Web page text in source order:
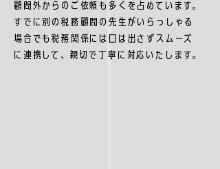
顧問外からのご依頼も多くを占めています。
すでに別の税務顧問の先生がいらっしゃる
場合でも税務関係には口は出さずスムーズ
に連携して、親切で丁寧に対応いたします。